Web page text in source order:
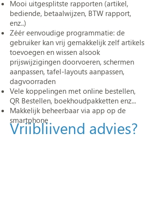
Mooi uitgesplitste rapporten (artikel,
bediende, betaalwijzen, BTW rapport,
enz..)
Zéér eenvoudige programmatie: de
gebruiker kan vrij gemakkelijk zelf artikels
toevoegen en wissen alsook
prijswijzigingen doorvoeren, schermen
aanpassen, tafel-layouts aanpassen,
dagvoorraden
Vele koppelingen met online bestellen,
QR Bestellen, boekhoudpakketten enz...
Makkelijk beheerbaar via app op de
smartphone
Vrijblijvend advies?